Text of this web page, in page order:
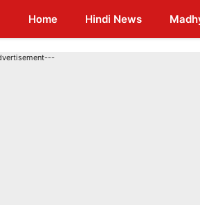
Home Hindi News